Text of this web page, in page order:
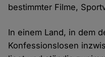
bestimmter Filme,
In einem Land, in dem
Konfessionslosen